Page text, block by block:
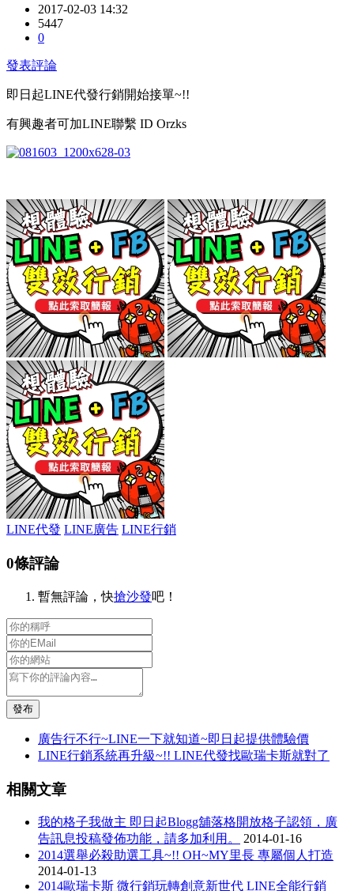
2017-02-03 14:32
5447
0
發表評論
即日起LINE代發行銷開始接單~!!
有興趣者可加LINE聯繫 ID Orzks
LINE代發 LINE廣告 LINE行銷
0條評論
暫無評論，快搶沙發吧！
發布
廣告行不行~LINE一下就知道~即日起提供體驗價
LINE行銷系統再升級~!! LINE代發找歐瑞卡斯就對了
相關文章
我的格子我做主 即日起Blogg舖落格開放格子認領，廣
告訊息投稿發佈功能，請多加利用。
2014-01-16
2014選舉必殺助選工具~!! OH~MY里長 專屬個人打造
2014-01-13
2014歐瑞卡斯 微行銷玩轉創意新世代 LINE全能行銷